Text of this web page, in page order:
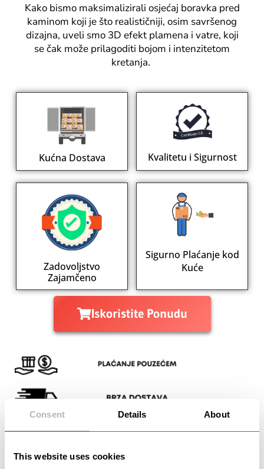
Consent Details About
This website uses cookies
Kako bismo maksimalizirali osjećaj boravka pred
kaminom koji je što realističniji, osim savršenog
dizajna, uveli smo 3D efekt plamena i vatre, koji
se čak može prilagoditi bojom i intenzitetom
kretanja.
Kućna Dostava Kvalitetu i Sigurnost
Zadovoljstvo
Zajamčeno
Sigurno Plaćanje kod
Kuće
Iskoristite Ponudu
Snižene Zalihe su pri Kraju